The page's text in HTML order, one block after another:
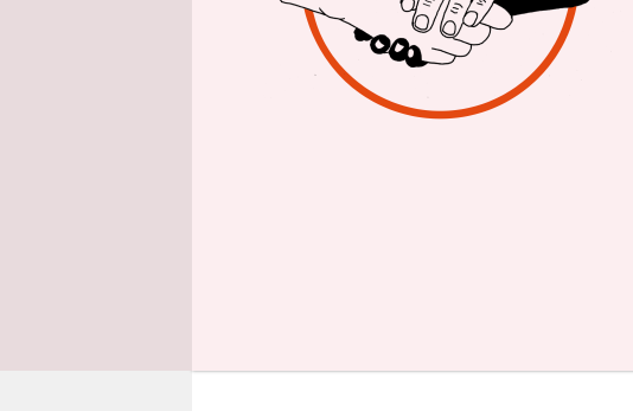
Militärpolizisten
hätten ihn nur
anders reagiert,